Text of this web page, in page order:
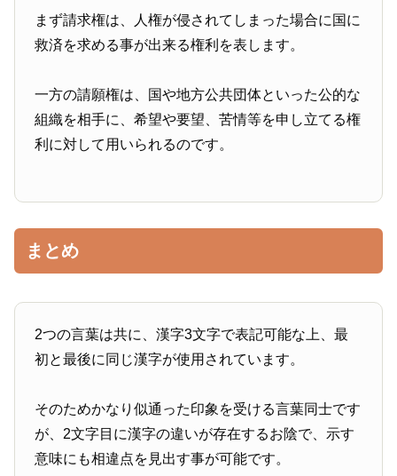
まず請求権は、人権が侵されてしまった場合に国に
救済を求める事が出来る権利を表します。
一方の請願権は、国や地方公共団体といった公的な
組織を相手に、希望や要望、苦情等を申し立てる権
利に対して用いられるのです。
まとめ
2つの言葉は共に、漢字3文字で表記可能な上、最
初と最後に同じ漢字が使用されています。
そのためかなり似通った印象を受ける言葉同士です
が、2文字目に漢字の違いが存在するお陰で、示す
意味にも相違点を見出す事が可能です。